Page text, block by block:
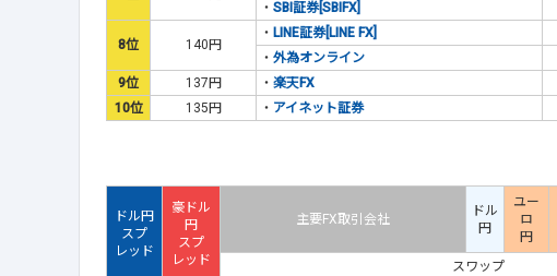
・ SBI証券[SBIFX]
8位 140円
・ LINE証券[LINE FX]
・ 外為オンライン
9位
137円 ・ 楽天FX
10位
135円 ・ アイネット証券
ドル円
スプ
レッド
豪ドル
円
スプ
レッド
主要FX取引会社
ドル
円
ユー
ロ
円
スワップ